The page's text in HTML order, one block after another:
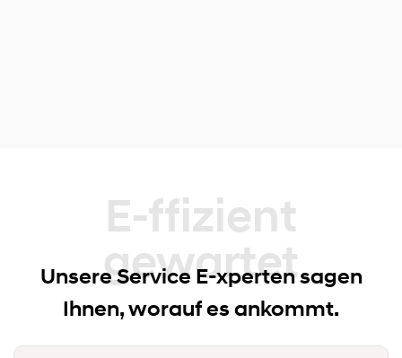
E-ffizient gewartet
Unsere Service E-xperten sagen
Ihnen, worauf es ankommt.